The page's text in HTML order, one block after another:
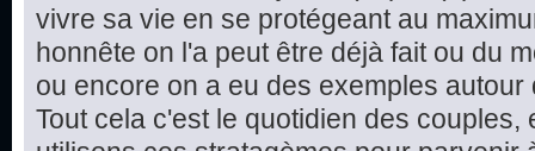
vivre sa vie en se protégeant au
honnête on l'a peut être déjà fait ou du
ou encore on a eu des exemples autour
Tout cela c'est le quotidien des